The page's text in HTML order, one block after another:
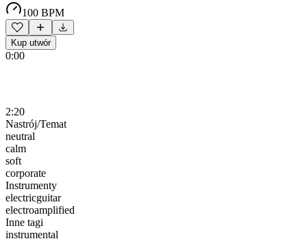
100 BPM
Kup utwór
0:00
2:20
Nastrój/Temat
neutral
calm
soft
corporate
Instrumenty
electricguitar
electroamplified
Inne tagi
instrumental